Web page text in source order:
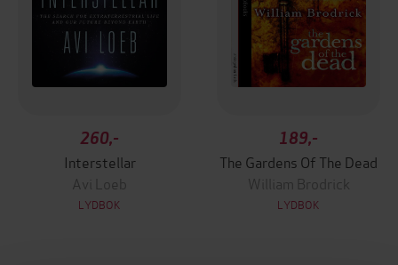
260,-
Interstellar
Avi Loeb
LYDBOK
189,-
The Gardens Of The Dead
William Brodrick
LYDBOK